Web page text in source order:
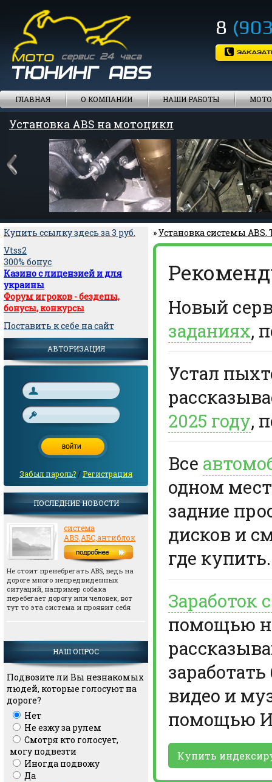
8
ГЛАВНАЯ О КОМПАНИИ НАШИ РАБОТЫ
Установка ABS на мотоцикл
Купить ссылку здесь за3 руб.
Vtss2
300% бонус
Казино с лицензией и для
украины
Форум игроков - бездепы,
бонусы, конкурсы
Поставить к себе на сайт
АВТОРИЗАЦИЯ
Забыл пароль? /Регистрация
ПОСЛЕДНИЕ НОВОСТИ
система
ABS,АБС,антиблок
Не стоит пренебрегать АВS, ведь на
дороге много непредвиденных
ситуаций, например собака
перебегает дорогу или человек, вот
тут то эта система и проявит себя
НАШ ОПРОС
Подвозите ли Вы незнакомых
людей, которые голосуют на
дороге?
Нет
Не езжу за рулем
Смотря кто голосует,
могу подвезти
Иногда подвожу
Да
»Установка системы
Новый
заданиях,
Устал
2025 году,
Все
одном
задние
дисков и
где купить.
помощью
видео и
помощью
Купить